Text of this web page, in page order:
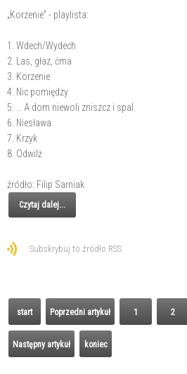
„Korzenie” - playlista:
1. Wdech/Wydech
2. Las, głaz, ćma
3. Korzenie
4. Nic pomiędzy
5. … A dom niewoli zniszcz i spal
6. Niesława
7. Krzyk
8. Odwilż
źródło: Filip Sarniak
Czytaj dalej...
Subskrybuj to źródło RSS
start Poprzedni artykuł 1 2
Następny artykuł koniec